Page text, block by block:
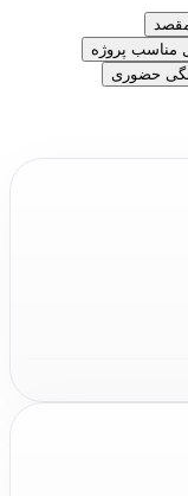
مناسب پروژه
حضوری